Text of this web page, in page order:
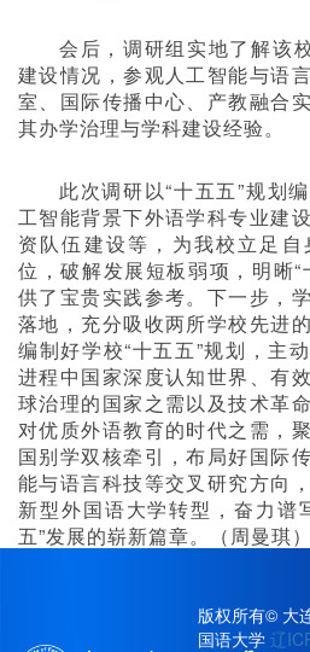
会后，调研组实地了解该
建设情况，参观人工智能与语
室、国际传播中心、产教融合
其办学治理与学科建设经验。
此次调研以“十五五”规划
工智能背景下外语学科专业建
资队伍建设等，为我校立足
位，破解发展短板弱项，明晰
供了宝贵实践参考。下一步，
落地，充分吸收两所学校先进
编制好学校“十五五”规划，主
进程中国家深度认知世界、有
球治理的国家之需以及技术革
对优质外语教育的时代之需，
国别学双核牵引，布局好国际
能与语言科技等交叉研究方向
新型外国语大学转型，奋力谱
五”发展的崭新篇章。（周曼琪）
版权所有© 大
国语大学辽